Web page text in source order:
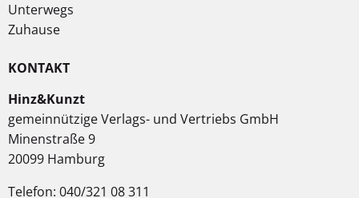
Unterwegs
Zuhause
KONTAKT
Hinz&Kunzt
gemeinnützige Verlags- und Vertriebs GmbH
Minenstraße 9
20099 Hamburg
Telefon: 040/321 08 311